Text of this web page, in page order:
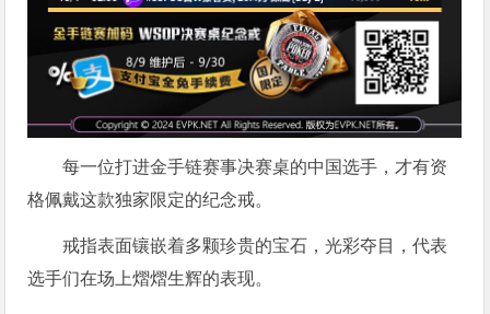
每一位打进金手链赛事决赛桌的中国选手，才有资
格佩戴这款独家限定的纪念戒。
戒指表面镶嵌着多颗珍贵的宝石，光彩夺目，代表
选手们在场上熠熠生辉的表现。